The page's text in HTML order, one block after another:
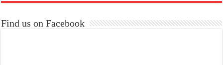
Find us on Facebook